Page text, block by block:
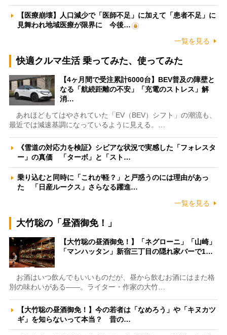
【医療崩壊】人口減少で「医師不足」に加えて「患者不足」に
見舞われ地域医療が限界に 今後…
一覧を見る
快適クルマ生活 乗ってみた、使ってみた
【4ヶ月間で受注累計6000台】BEV普及の障壁と
なる「航続距離の不安」「充電のストレス」解
消…
あれほどもてはやされていた「EV（BEV）シフト」の潮流も、
最近では減速基調になっているように見える。…
《雪道の対応力を検証》シビアな状況で実感した「フォレスタ
ー」の真価 「ターボ」と「スト…
乗り込むと同時に「これが軽？」と戸惑うのには理由があっ
た 「日産ルークス」さらなる躍進…
一覧を見る
大竹聡の「昼酒御免！」
【大竹聡の昼酒御免！】「ネグローニ」「山崎」
「マンハッタン」新宿三丁目の隠れ家バーで1…
お酒はいつ飲んでもいいものだが、昼から飲むお酒にはまた格
別の味わいがある――。ライター・作家の大竹…
【大竹聡の昼酒御免！】今の若者は「なめろう」や「キヌカツ
ギ」を知らないって本当？ 昔の…